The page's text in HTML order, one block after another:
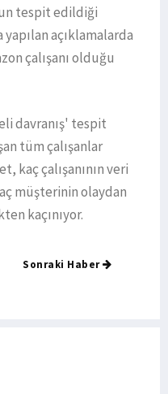
tespit edildiği
açıklamalarda
çalışanı olduğu
davranış' tespit
tüm çalışanlar
kaç çalışanının veri
müşterinin olaydan
kaçınıyor.
Sonraki Haber